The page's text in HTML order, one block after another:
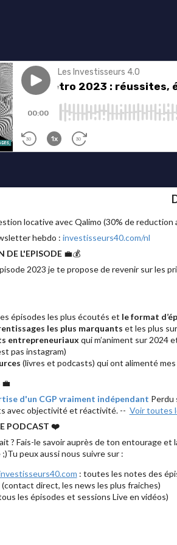
locative avec Qalimo (30% de reduction
hebdo : investisseurs40.com/nl
DE L'EPISODE 💼💰
2023 je te propose de revenir sur les
épisodes les plus écoutés et le format
les plus marquants et les plus
entrepreneuriaux qui m’animent sur 2024
pas instagram)
(livres et podcasts) qui ont alimenté
💼
d'un CGP vraiment indépendant Perdu
avec objectivité et réactivité. -- Voir toutes
PODCAST ❤️
? Fais-le savoir auprès de ton entourage
peux aussi nous suivre sur :
: toutes les notes des
(contact direct, les news les plus fraiches)
les épisodes et sessions Live en vidéos)